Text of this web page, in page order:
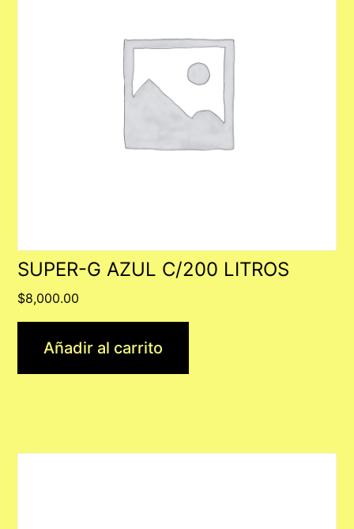
SUPER-G AZUL C/200 LITROS
$8,000.00
Añadir al carrito